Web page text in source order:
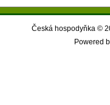
Česká hospodyňka ©
Powered